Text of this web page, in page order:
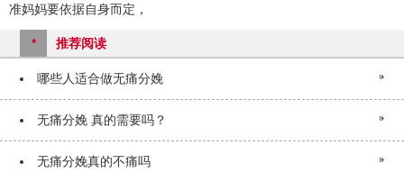
准妈妈要依据自身而定，
* 推荐阅读
哪些人适合做无痛分娩
无痛分娩 真的需要吗？
无痛分娩真的不痛吗